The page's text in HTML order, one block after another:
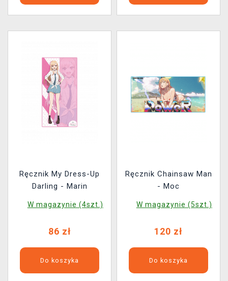
Ręcznik My Dress-Up
Darling - Marin
W magazynie (4szt.)
86 zł
Do koszyka
Ręcznik Chainsaw Man
- Moc
W magazynie (5szt.)
120 zł
Do koszyka